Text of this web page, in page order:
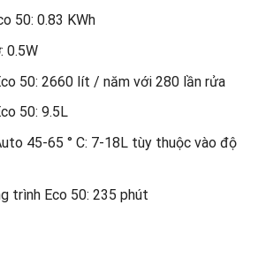
50: 0.83 KWh
0.5W
50: 2660 lít / năm với 280 lần rửa
50: 9.5L
45-65 ° C: 7-18L tùy thuộc vào độ
trình Eco 50: 235 phút